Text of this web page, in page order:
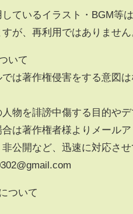
ているイラスト・BGM等
が、再利用ではありません
いて
は著作権侵害をする意図
人物を誹謗中傷する目的や
は著作権者様よりメール
公開など、迅速に対応させ
ついて